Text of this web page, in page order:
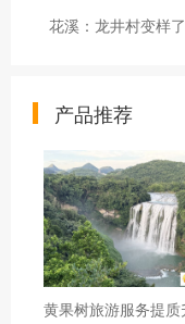
花溪：龙井村变样了
产品推荐